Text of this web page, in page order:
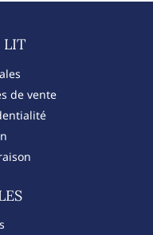
LIT​
de vente